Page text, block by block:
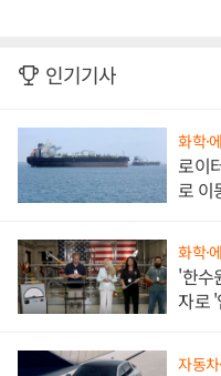
인기기사
화학·
로이
로 이
화학·
'한수
자로
자동차